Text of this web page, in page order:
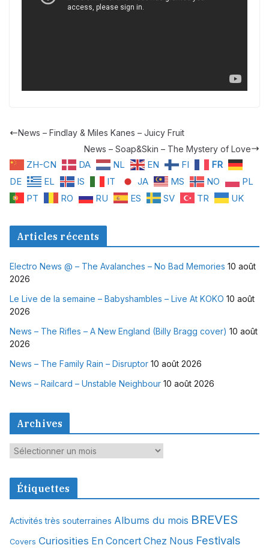
News – Findlay & Miles Kanes – Juicy Fruit
News – Soap&Skin – The Mystery of Love
ZH-CN DA NL EN FI
FR
DE
EL IS IT JA MS NO
PL
PT
RO RU ES SV TR UK
Articles récents
Electro News @ – The Avalanches – No Bad Memories 10 août
2026
Le Live de la semaine – Babyshambles – Live At KOKO 10 août
2026
News – The Rifles – A New England (Billy Bragg cover) 10 août
2026
News – The Family Rain – Disruptor 10 août 2026
News – Railcard – Unstable Neighbour 10 août 2026
Archives
A
c
v
e
Étiquettes
Activités très souterraines Albums du mois BREVES
Covers Curiosities En Concert Chez Nous Festivals